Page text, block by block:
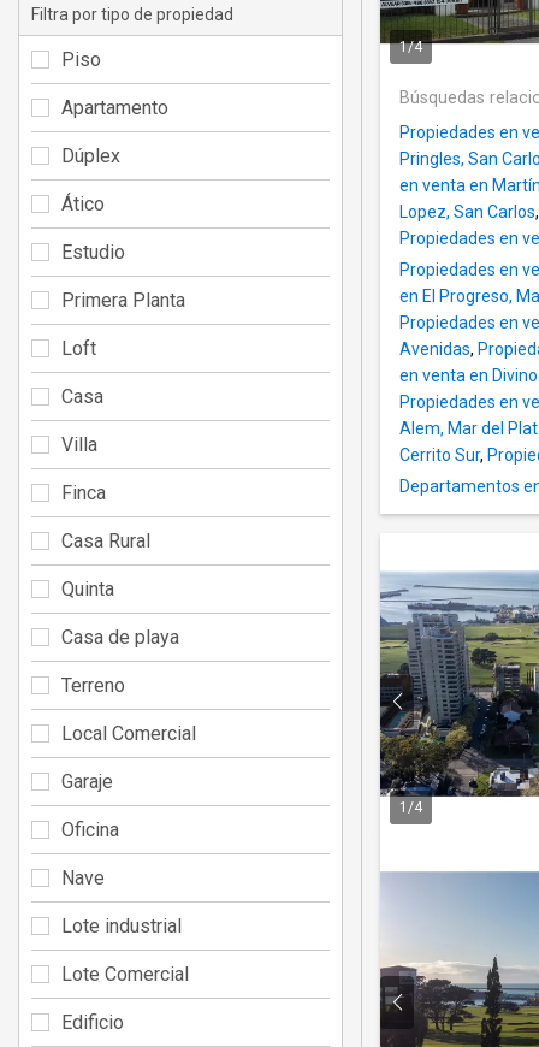
1/4
Búsquedas
Propiedades en
Pringles, San
en venta en
Lopez, San Carlos,
Propiedades en
Propiedades en
en El Progreso,
Propiedades en
Avenidas,
en venta en
Propiedades en
Alem, Mar del
Cerrito Sur,
Departamentos
1 /4
Filtra por tipo de propiedad
Piso
Apartamento
Dúplex
Ático
Estudio
Primera Planta
Loft
Casa
Villa
Finca
Casa Rural
Quinta
Casa de playa
Terreno
Local Comercial
Garaje
Oficina
Nave
Lote industrial
Lote Comercial
Edificio